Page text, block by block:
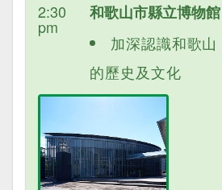
2:30
pm
和歌山市縣立博物館
加深認識和歌山
的歷史及文化